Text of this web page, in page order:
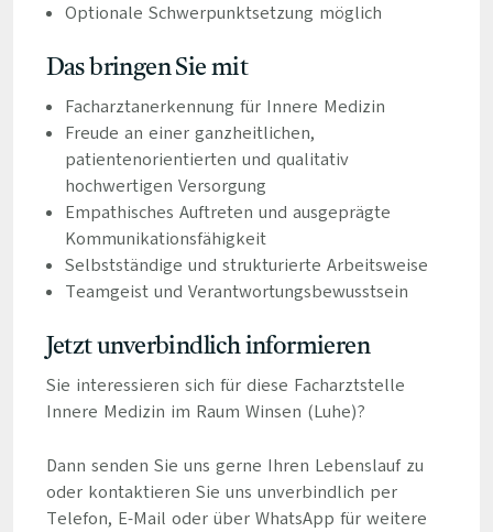
Optionale Schwerpunktsetzung möglich
Das bringen Sie mit
Facharztanerkennung für Innere Medizin
Freude an einer ganzheitlichen,
patientenorientierten und qualitativ
hochwertigen Versorgung
Empathisches Auftreten und ausgeprägte
Kommunikationsfähigkeit
Selbstständige und strukturierte Arbeitsweise
Teamgeist und Verantwortungsbewusstsein
Jetzt unverbindlich informieren
Sie interessieren sich für diese Facharztstelle
Innere Medizin im Raum Winsen (Luhe)?
Dann senden Sie uns gerne Ihren Lebenslauf zu
oder kontaktieren Sie uns unverbindlich per
Telefon, E-Mail oder über WhatsApp für weitere